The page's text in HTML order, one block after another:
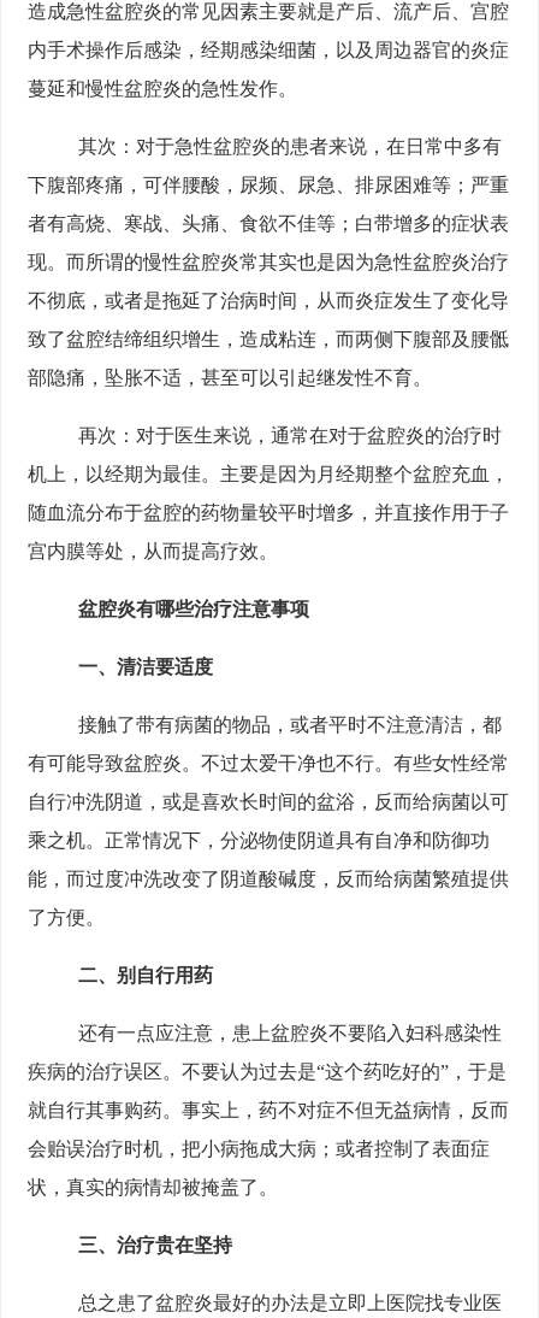
造成急性盆腔炎的常见因素主要就是产后、流产后、宫腔
内手术操作后感染，经期感染细菌，以及周边器官的炎症
蔓延和慢性盆腔炎的急性发作。
其次：对于急性盆腔炎的患者来说，在日常中多有
下腹部疼痛，可伴腰酸，尿频、尿急、排尿困难等；严重
者有高烧、寒战、头痛、食欲不佳等；白带增多的症状表
现。而所谓的慢性盆腔炎常其实也是因为急性盆腔炎治疗
不彻底，或者是拖延了治病时间，从而炎症发生了变化导
致了盆腔结缔组织增生，造成粘连，而两侧下腹部及腰骶
部隐痛，坠胀不适，甚至可以引起继发性不育。
再次：对于医生来说，通常在对于盆腔炎的治疗时
机上，以经期为最佳。主要是因为月经期整个盆腔充血，
随血流分布于盆腔的药物量较平时增多，并直接作用于子
宫内膜等处，从而提高疗效。
盆腔炎有哪些治疗注意事项
一、清洁要适度
接触了带有病菌的物品，或者平时不注意清洁，都
有可能导致盆腔炎。不过太爱干净也不行。有些女性经常
自行冲洗阴道，或是喜欢长时间的盆浴，反而给病菌以可
乘之机。正常情况下，分泌物使阴道具有自净和防御功
能，而过度冲洗改变了阴道酸碱度，反而给病菌繁殖提供
了方便。
二、别自行用药
还有一点应注意，患上盆腔炎不要陷入妇科感染性
疾病的治疗误区。不要认为过去是“这个药吃好的”，于是
就自行其事购药。事实上，药不对症不但无益病情，反而
会贻误治疗时机，把小病拖成大病；或者控制了表面症
状，真实的病情却被掩盖了。
三、治疗贵在坚持
总之患了盆腔炎最好的办法是立即上医院找专业医